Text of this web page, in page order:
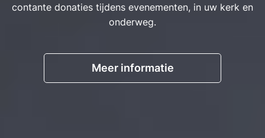
contante donaties tijdens evenementen, in uw kerk en
onderweg.
Meer informatie